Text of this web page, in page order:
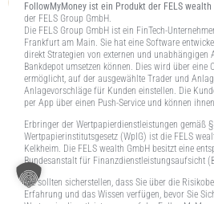
FollowMyMoney ist ein Produkt der FELS wealth
der FELS Group GmbH.
Die FELS Group GmbH ist ein FinTech-
Frankfurt am Main. Sie hat eine Software
direkt Strategien von externen und unabhängigen
Bankdepot umsetzen können. Dies wird über eine
ermöglicht, auf der ausgewählte Trader und
Anlagevorschläge für Kunden einstellen. Die
per App über einen Push-Service und können
Erbringer der Wertpapierdienstleistungen gemäß
Wertpapierinstitutsgesetz (WpIG) ist die FELS
Kelkheim. Die FELS wealth GmbH besitzt eine
Bundesanstalt für Finanzdienstleistungsaufsicht
Sie sollten sicherstellen, dass Sie über die
Erfahrung und das Wissen verfügen, bevor Sie